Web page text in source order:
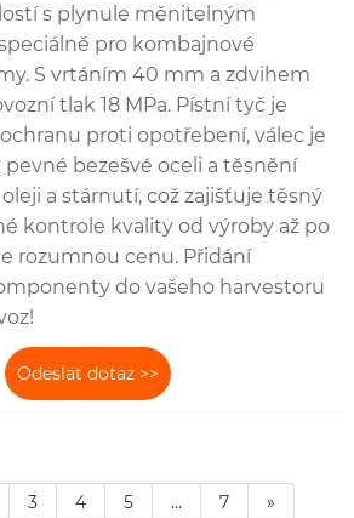
s plynule měnitelným
pro kombajnové
S vrtáním 40 mm a zdvihem
tlak 18 MPa. Pístní tyč je
proti opotřebení, válec je
pevné bezešvé oceli a těsnění
a stárnutí, což zajišťuje těsný
kontrole kvality od výroby až po
rozumnou cenu. Přidání
do vašeho harvestoru
Odeslat dotaz >>
3 4 5 ... 7 »